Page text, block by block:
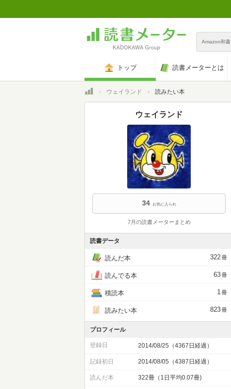
Amazon和書
トップ 読書メーターとは
トップウェイランド 読みたい本
ウェイランド
34 お気に入られ
7月の読書メーターまとめ
読書データ
読んだ本 322冊
読んでる本 63冊
積読本 1冊
読みたい本 823冊
プロフィール
登録日 2014/08/25（4367日経過）
記録初日 2014/08/05（4387日経過）
読んだ本 322冊（1日平均0.07冊)